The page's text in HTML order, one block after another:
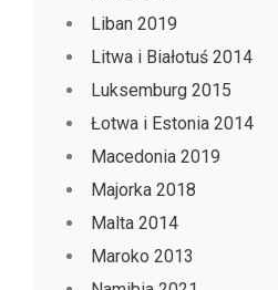
Liban 2019
Litwa i Białotuś 2014
Luksemburg 2015
Łotwa i Estonia 2014
Macedonia 2019
Majorka 2018
Malta 2014
Maroko 2013